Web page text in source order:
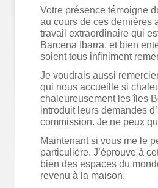
Votre présence témoigne
au cours de ces dernières
travail extraordinaire qui
Barcena Ibarra, et bien
soient tous infiniment
Je voudrais aussi
qui nous accueille si
chaleureusement les îles
introduit leurs demandes
commission. Je ne peux
Maintenant si vous me le
particulière. J’éprouve à
bien des espaces du
revenu à la maison.